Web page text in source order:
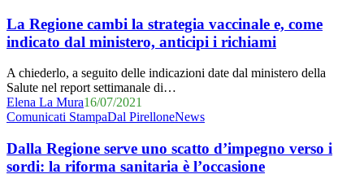
cambi
la
strategia
e,
come
indicato
dal
anticipi
i
La Regione cambi la strategia vaccinale e, come
indicato dal ministero, anticipi i richiami
A chiederlo, a seguito delle indicazioni date dal ministero della
Salute nel report settimanale di…
Elena La Mura16/07/2021
Dalla
serve
uno
scatto
Comunicati StampaDal PirelloneNews
Dalla Regione serve uno scatto d’impegno verso i
sordi: la riforma sanitaria è l’occasione